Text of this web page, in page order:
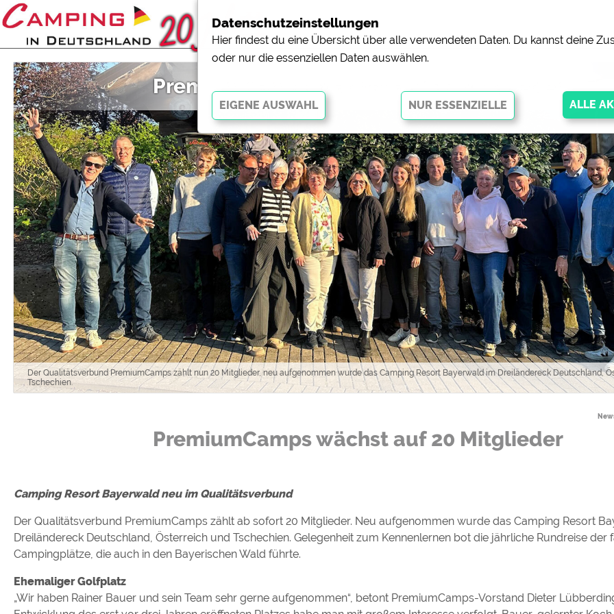
PremiumCamps wächst auf 20 Mitglieder
Der Qualitätsverbund PremiumCamps zählt nun 20 Mitglieder, neu aufgenommen wurde das Camping Resort Bayerwald im Dreiländereck Deutschland,
Tschechien.
PremiumCamps wächst auf 20 Mitglieder
Camping Resort Bayerwald neu im Qualitätsverbund
Der Qualitätsverbund PremiumCamps zählt ab sofort 20 Mitglieder. Neu aufgenommen wurde das Camping Resort
Dreiländereck Deutschland, Österreich und Tschechien. Gelegenheit zum Kennenlernen bot die jährliche Rundreise der
Campingplätze, die auch in den Bayerischen Wald führte.
Ehemaliger Golfplatz
„Wir haben Rainer Bauer und sein Team sehr gerne aufgenommen“, betont PremiumCamps-Vorstand Dieter
Datenschutzeinstellungen
Hier findest du eine Übersicht über alle verwendeten Daten. Du kannst deine
oder nur die essenziellen Daten auswählen.
Essenziell
Essenzielle Cookies ermöglichen grundlegende Funktionen und sind für die einwandfreie Funktion
der Website dringend erforderlich. Ohne diese Cookies werden Teile der Websitenicht
funktionieren.
Externe Medien
YouTube (Videos von Campingplätzen)
https://policies.google.com/privacy
Campingplatzvorschau (Vorschau der Internetseiten von
Campingplätzen)
siehe Datenschutzerklärung des
Google Maps (Kartensuche, Anfahrt usw.)
https://policies.google.com/privacy
Google reCAPTCHA (Formulare)
https://policies.google.com/privacy
Statistiken
Google Analytics https://policies.google.com/privacy
Google Ads
https://policies.google.com/privacy
Die Cookieeinstellungen können jeder Zeit im Footer über "COOKIES" geändert